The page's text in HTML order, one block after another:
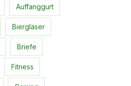
Auffanggurt
Biergläser
Briefe
Fitness